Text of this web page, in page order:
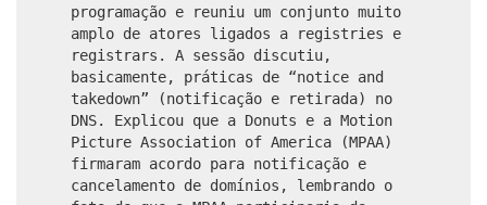
programação e reuniu um conjunto muito
amplo de atores ligados a registries e
registrars. A sessão discutiu,
basicamente, práticas de “notice and
takedown” (notificação e retirada) no
DNS. Explicou que a Donuts e a Motion
Picture Association of America (MPAA)
firmaram acordo para notificação e
cancelamento de domínios, lembrando o